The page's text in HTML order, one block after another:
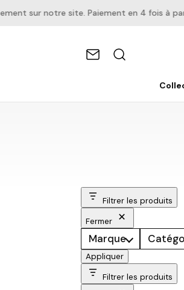
sur notre site. Paiement en 4 fois à
Filtrer les produits
Fermer
Marque
Appliquer
Filtrer les produits